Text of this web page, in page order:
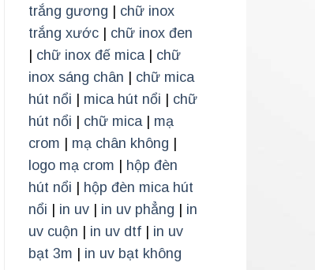
trắng gương
chữ inox
trắng xước| chữ inox đen
chữ inox đế mica| chữ
inox sáng chân
chữ mica
hút nổi
mica hút nổi
chữ
hút nổi
chữ mica| mạ
crom
mạ chân không
logo mạ crom
hộp đèn
hút nổi
hộp đèn mica hút
nổi
in uv| in uv phẳng
in
uv cuộn
in uv dtf| in uv
bạt 3m
in uv bạt không